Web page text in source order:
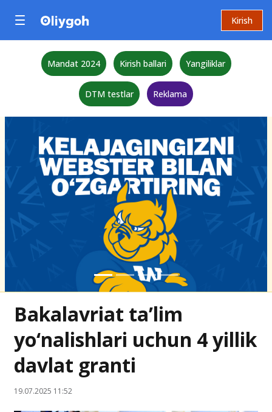
Kirish
Mandat 2024 Kirish ballari Yangiliklar
DTM testlar Reklama
Bakalavriat ta’lim
yo‘nalishlari uchun 4 yillik
davlat granti
19.07.2025 11:52